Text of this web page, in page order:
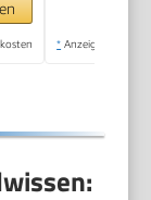
* Anzeige